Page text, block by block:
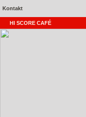
Kontakt
HI SCORE CAFÉ